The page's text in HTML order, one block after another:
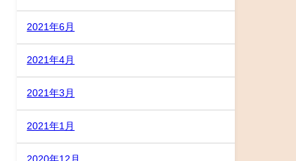
2021年6月
2021年4月
2021年3月
2021年1月